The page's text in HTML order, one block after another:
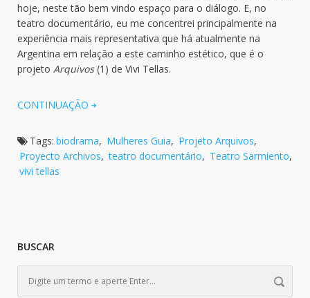
hoje, neste tão bem vindo espaço para o diálogo. E, no
teatro documentário, eu me concentrei principalmente na
experiência mais representativa que há atualmente na
Argentina em relação a este caminho estético, que é o
projeto Arquivos(1) de Vivi Tellas.
CONTINUAÇÃO
Tags: biodrama, Mulheres Guia, Projeto Arquivos,
Proyecto Archivos, teatro documentário, Teatro Sarmiento,
vivi tellas
BUSCAR